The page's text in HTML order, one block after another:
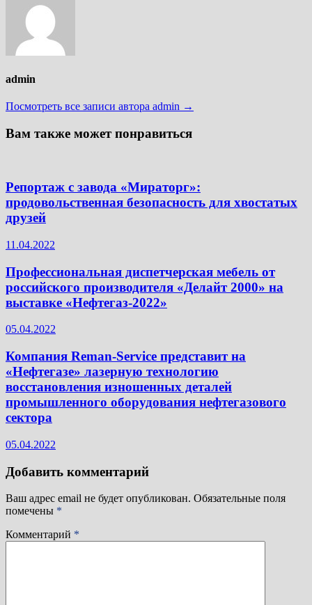
admin
Посмотреть все записи автора admin →
Вам также может понравиться
Репортаж с завода «Мираторг»:
продовольственная безопасность для хвостатых
друзей
11.04.2022
Профессиональная диспетчерская мебель от
российского производителя «Делайт 2000» на
выставке «Нефтегаз-2022»
05.04.2022
Компания Reman-Service представит на
«Нефтегазе» лазерную технологию
восстановления изношенных деталей
промышленного оборудования нефтегазового
сектора
05.04.2022
Добавить комментарий
Ваш адрес email не будет опубликован. Обязательные поля
помечены *
Комментарий *